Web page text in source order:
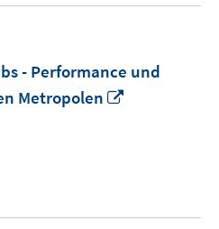
- Performance und
Metropolen